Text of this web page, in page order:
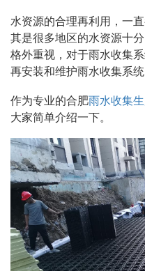
水资源的合理再利用，一
其是很多地区的水资源十
格外重视，对于雨水收集
再安装和维护雨水收集系
作为专业的合肥雨水收集
大家简单介绍一下。